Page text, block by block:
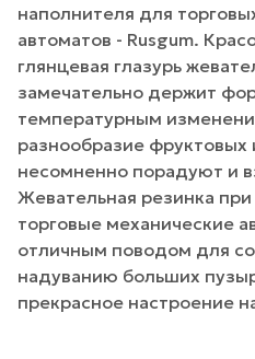
наполнителя для
автоматов - Rusgum.
глянцевая глазурь
замечательно держит
температурным
разнообразие фруктовых
несомненно порадуют и
Жевательная резинка
торговые механические
отличным поводом для
надуванию больших
прекрасное настроение